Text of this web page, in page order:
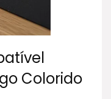
Colorido